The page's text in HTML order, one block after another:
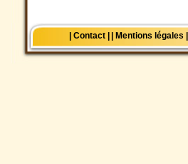
| Contact | | Mentions légales |